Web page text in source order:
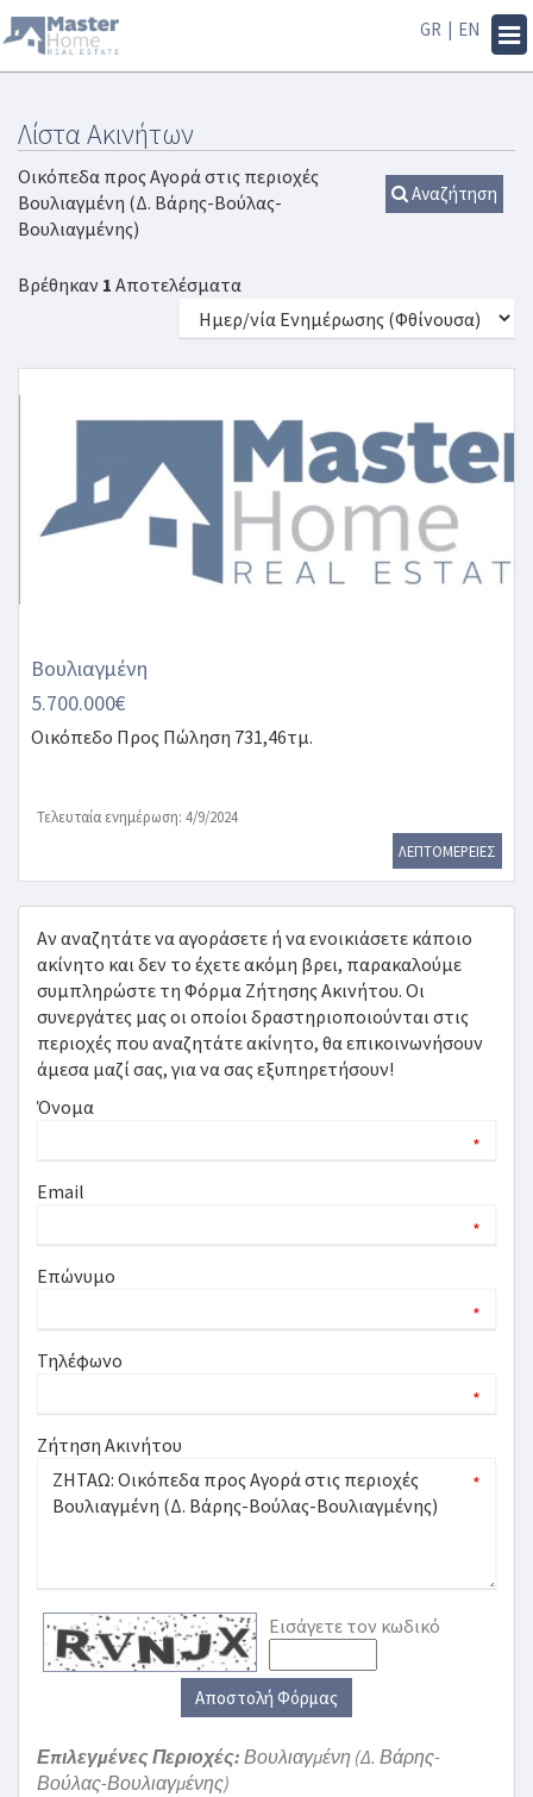
GR | EN
Λίστα Ακινήτων
Αναζήτηση
Οικόπεδα προς Αγορά στις περιοχές
Βουλιαγμένη (Δ. Βάρης-Βούλας-
Βουλιαγμένης)
Βρέθηκαν 1 Αποτελέσματα
Βουλιαγμένη
5.700.000€
Οικόπεδο Προς Πώληση 731,46τμ.
Τελευταία ενημέρωση: 4/9/2024
ΛΕΠΤΟΜΕΡΕΙΕΣ
Αν αναζητάτε να αγοράσετε ή να ενοικιάσετε κάποιο
ακίνητο και δεν το έχετε ακόμη βρει, παρακαλούμε
συμπληρώστε τη Φόρμα Ζήτησης Ακινήτου. Οι
συνεργάτες μας οι οποίοι δραστηριοποιούνται στις
περιοχές που αναζητάτε ακίνητο, θα επικοινωνήσουν
άμεσα μαζί σας, για να σας εξυπηρετήσουν!
Όνομα
*
Email
*
Επώνυμο
*
Τηλέφωνο
*
Ζήτηση Ακινήτου
*
Εισάγετε τον κωδικό
Αποστολή Φόρμας
Επιλεγμένες Περιοχές: Βουλιαγμένη (Δ. Βάρης-
Βούλας-Βουλιαγμένης)